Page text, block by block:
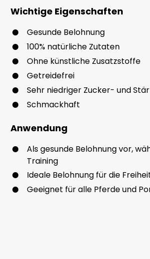
Wichtige Eigenschaften
Gesunde Belohnung
100% natürliche Zutaten
Ohne künstliche Zusatzstoffe
Getreidefrei
Sehr niedriger Zucker- und
Schmackhaft
Anwendung
Als gesunde Belohnung vor,
Training
Ideale Belohnung für die
Geeignet für alle Pferde und